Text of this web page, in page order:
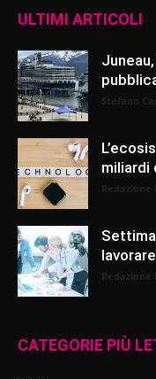
ULTIMI ARTICOLI
miliardi
CATEGORIE PIÙ